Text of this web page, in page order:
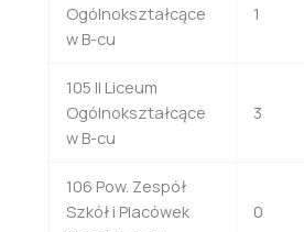
Ogólnokształcące
w B-cu
1
105 II Liceum
Ogólnokształcące
w B-cu
3
106 Pow. Zespół
Szkół i Placówek
0